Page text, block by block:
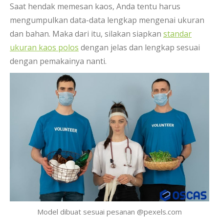
Saat hendak memesan kaos, Anda tentu harus
mengumpulkan data-data lengkap mengenai ukuran
dan bahan. Maka dari itu, silakan siapkan standar
ukuran kaos polos dengan jelas dan lengkap sesuai
dengan pemakainya nanti.
Model dibuat sesuai pesanan @pexels.com